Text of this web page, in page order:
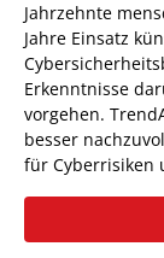
Jahrzehnte
Jahre Einsatz
Erkenntnisse
vorgehen.
besser
für Cyberrisiken